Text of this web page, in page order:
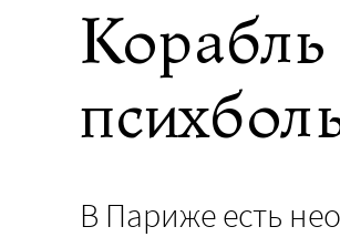
В Париже есть